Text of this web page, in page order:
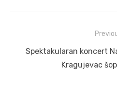
navigation
Previous
Spektakularan koncert
Kragujevac